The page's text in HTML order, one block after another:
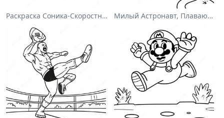
Раскраска Соника-Скоростного Гонщика Милый Астронавт, Плавающий В Космосе На Раскраске